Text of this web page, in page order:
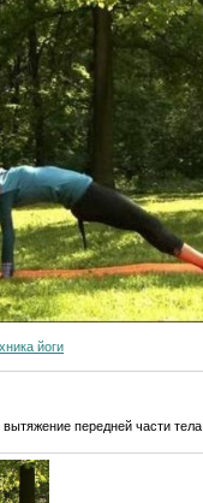
йоги
передней части тела.